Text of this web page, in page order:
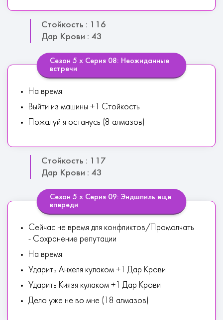
Стойкость : 116
Дар Крови : 43
Сезон 5 х Серия 08: Неожиданные
встречи
На время:
Выйти из машины +1 Стойкость
Пожалуй я останусь (8 алмазов)
Стойкость : 117
Дар Крови : 43
Сезон 5 х Серия 09: Эндшпиль еще
впереди
Сейчас не время для конфликтов/Промолчать
- Сохранение репутации
На время:
Ударить Анхеля кулаком +1 Дар Крови
Ударить Киязя кулаком +1 Дар Крови
Дело уже не во мне (18 алмазов)